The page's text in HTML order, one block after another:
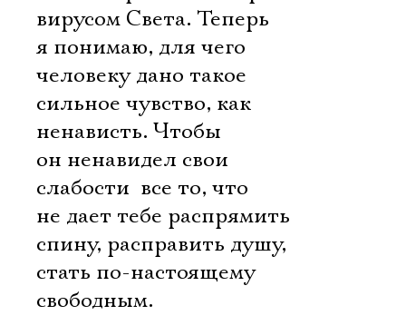
вирусом Света. Теперь
я понимаю, для чего
человеку дано такое
сильное чувство, как
ненависть. Чтобы
он ненавидел свои
слабости  все то, что
не дает тебе распрямить
спину, расправить душу,
стать по-настоящему
свободным.